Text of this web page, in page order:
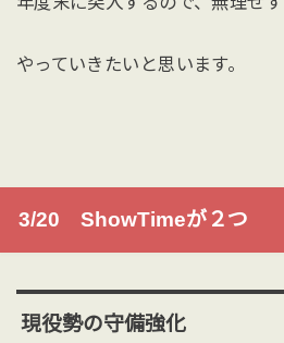
やっていきたいと思います。
3/20 ShowTimeが２つ
現役勢の守備強化